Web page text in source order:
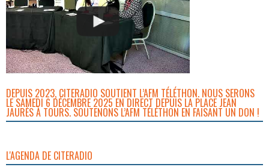
DEPUIS 2023, CITERADIO SOUTIENT L’AFM TÉLÉTHON. NOUS SERONS
LE SAMEDI 6 DÉCEMBRE 2025 EN DIRECT DEPUIS LA PLACE JEAN
JAURÈS À TOURS. SOUTENONS L’AFM TÉLÉTHON EN FAISANT UN DON !
L'AGENDA DE CITERADIO